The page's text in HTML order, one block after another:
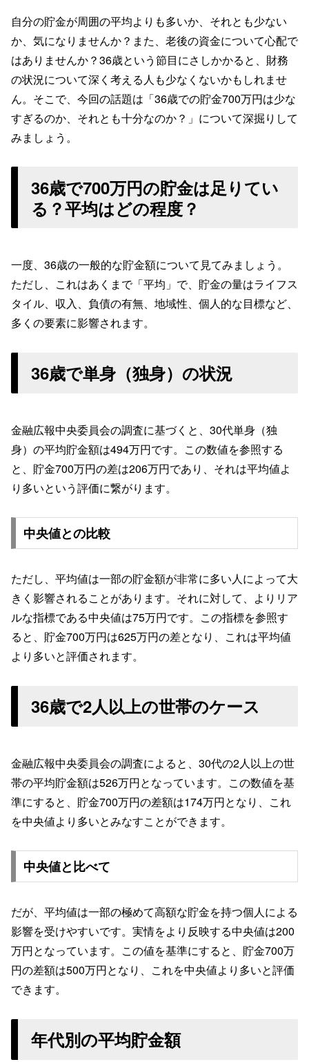
自分の貯金が周囲の平均よりも多いか、それとも少ない
か、気になりませんか？また、老後の資金について心配で
はありませんか？36歳という節目にさしかかると、財務
の状況について深く考える人も少なくないかもしれませ
ん。そこで、今回の話題は「36歳での貯金700万円は少な
すぎるのか、それとも十分なのか？」について深掘りして
みましょう。
36歳で700万円の貯金は足りてい
る？平均はどの程度？
一度、36歳の一般的な貯金額について見てみましょう。
ただし、これはあくまで「平均」で、貯金の量はライフス
タイル、収入、負債の有無、地域性、個人的な目標など、
多くの要素に影響されます。
36歳で単身（独身）の状況
金融広報中央委員会の調査に基づくと、30代単身（独
身）の平均貯金額は494万円です。この数値を参照する
と、貯金700万円の差は206万円であり、それは平均値よ
り多いという評価に繋がります。
中央値との比較
ただし、平均値は一部の貯金額が非常に多い人によって大
きく影響されることがあります。それに対して、よりリア
ルな指標である中央値は75万円です。この指標を参照す
ると、貯金700万円は625万円の差となり、これは平均値
より多いと評価されます。
36歳で2人以上の世帯のケース
金融広報中央委員会の調査によると、30代の2人以上の世
帯の平均貯金額は526万円となっています。この数値を基
準にすると、貯金700万円の差額は174万円となり、これ
を中央値より多いとみなすことができます。
中央値と比べて
だが、平均値は一部の極めて高額な貯金を持つ個人による
影響を受けやすいです。実情をより反映する中央値は200
万円となっています。この値を基準にすると、貯金700万
円の差額は500万円となり、これを中央値より多いと評価
できます。
年代別の平均貯金額